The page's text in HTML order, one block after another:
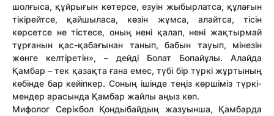
шол­ғы­­са, құйрығын көтерсе, езуін жы­­бырлатса, құлағын
тікірейтсе, қай­шыласа, көзін жұмса, алайт­са, тісін
көрсетсе не тістесе, оның нені қалап, нені жақтырмай
тұр­ғанын қас-қабағынан танып, ба­бын тауып, мінезін
жөнге кел­тіретін», – дейді Болат Бопайұлы. Алайда
Қамбар – тек қазақта ға­на емес, түбі бір түркі жұрты­ның
көбінде бар кейіпкер. Со­ның ішінде теңіз көршіміз түр­кі­
мен­дер арасында Қамбар жай­лы аңыз көп.
Мифолог Серікбол Қон­ды­бай­дың жазуынша, Қамбарда